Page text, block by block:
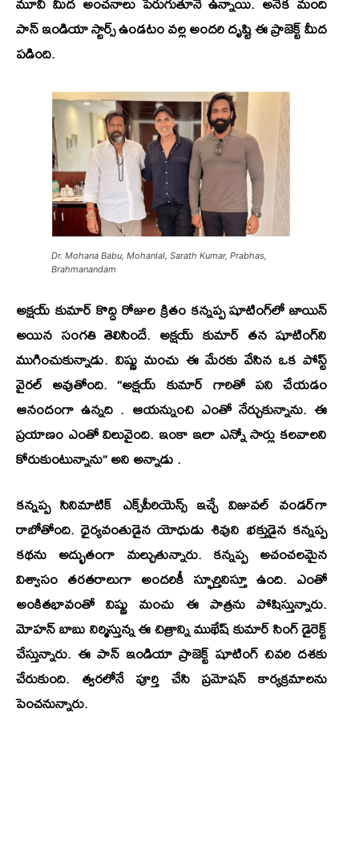
పాన్ ఇండియా స్టార్స్ ఉండటం వల్ల అందరి దృష్టి ఈ ప్రాజెక్ట్ మీద
పడింది.
Dr. Mohana Babu, Mohanlal, Sarath Kumar, Prabhas,
Brahmanandam
అక్షయ్ కుమార్కొద్ది రోజుల క్రితం కన్నప్ప షూటింగ్‌లో జాయిన్
అయిన సంగతి తెలిసిందే. అక్షయ్ కుమార్ తన షూటింగ్‌ని
ముగించుకున్నాడు. విష్ణు మంచు ఈ మేరకు వేసిన ఒక పోస్ట్
వైరల్ అవుతోంది. “అక్షయ్‌ కుమార్‌ గారితో పని చేయడం
ఆనందంగా ఉన్నది . ఆయన్నుంచి ఎంతో నేర్చుకున్నాను. ఈ
ప్రయాణం ఎంతో విలువైంది. ఇంకా ఇలా ఎన్నో సార్లు కలవాలని
కోరుకుంటున్నాను” అని అన్నాడు .
కన్నప్పసినిమాటిక్ ఎక్స్‌పీరియెన్స్ ఇచ్చే విజువల్ వండర్‌గా
రాబోతోంది. ధైర్యవంతుడైన యోధుడు శివుని భక్తుడైన కన్నప్ప
కథను అద్భుతంగా మల్చుతున్నారు. కన్నప్ప అచంచలమైన
విశ్వాసం తరతరాలుగా అందరికీ స్ఫూర్తినిస్తూ ఉంది. ఎంతో
అంకితభావంతో విష్ణు మంచు ఈ పాత్రను పోషిస్తున్నారు.
మోహన్ బాబు నిర్మిస్తున్న ఈ చిత్రాన్నిముఖేష్ కుమార్ సింగ్డైరెక్ట్
చేస్తున్నారు. ఈ పాన్ ఇండియా ప్రాజెక్ట్ షూటింగ్ చివరి దశకు
చేరుకుంది. త్వరలోనే పూర్తి చేసి ప్రమోషన్ కార్యక్రమాలను
పెంచనున్నారు.